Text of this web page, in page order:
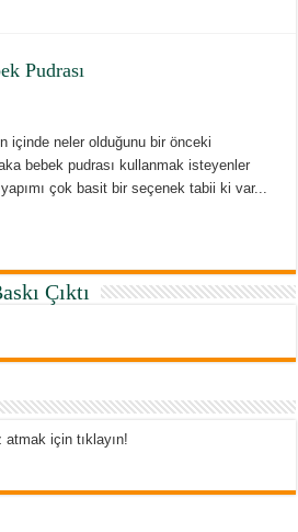
Pudrası
içinde neler olduğunu bir önceki
bebek pudrası kullanmak isteyenler
çok basit bir seçenek tabii ki var...
Çıktı
atmak için tıklayın!